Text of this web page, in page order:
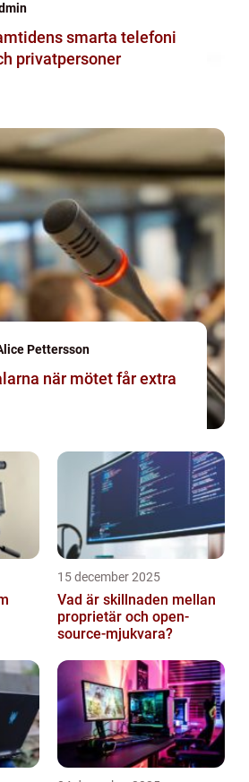
privatpersoner
Pettersson
får extra
15 december 2025
Vad är skillnaden mellan
proprietär och open-
source-mjukvara?